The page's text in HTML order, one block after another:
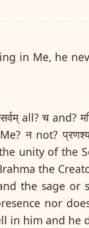
in Me, he
all? च and?
न not?
unity of the
the
the sage or
nor
in him and he